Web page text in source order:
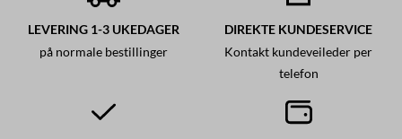
LEVERING 1-3 UKEDAGER
på normale bestillinger
DIREKTE KUNDESERVICE
Kontakt kundeveileder per
telefon